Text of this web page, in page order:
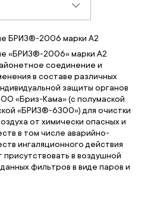
БРИЗ®-2006 марки A2
«БРИЗ®-2006» марки A2
соединение и
в составе различных
защиты органов
«Бриз-Кама» (с полумаской
«БРИЗ®-6300») для очистки
от химически опасных и
в том числе аварийно-
ингаляционного действия
в воздушной
фильтров в виде паров и